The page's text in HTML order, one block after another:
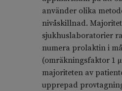
använder olika
nivåskillnad.
sjukhuslaboratorier
numera prolaktin i
(omräkningsfaktor 1
majoriteten av
upprepad